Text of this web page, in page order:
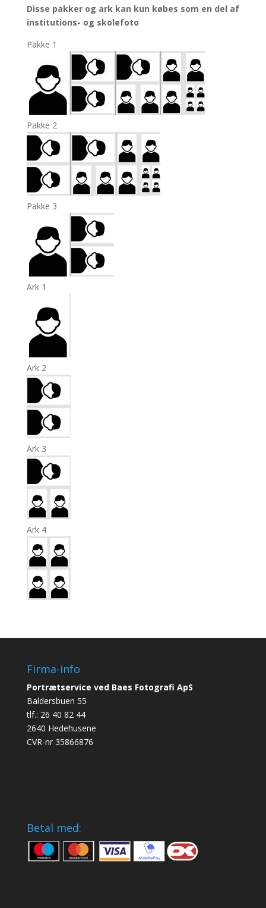
Disse pakker og ark kan kun købes som en del af
institutions- og skolefoto
Pakke 1
Pakke 2
Pakke 3
Ark 1
Ark 2
Ark 3
Ark 4
Firma-info
Portrætservice ved Baes Fotografi ApS
Baldersbuen 55
tlf.: 26 40 82 44
2640 Hedehusene
CVR-nr 35866876
Betal med: